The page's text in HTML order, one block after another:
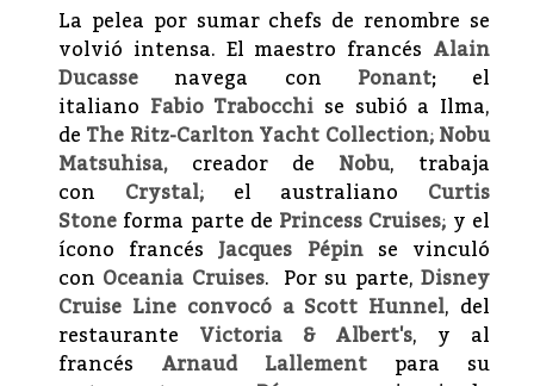
La pelea por sumar chefs de renombre se
volvió intensa. El maestro francés Alain
Ducasse navega con Ponant; el
italiano Fabio Trabocchi se subió a Ilma,
deThe Ritz-Carlton Yacht Collection; Nobu
Matsuhisa, creador de Nobu, trabaja
con Crystal;el australiano Curtis
Stoneforma parte de Princess Cruises; y el
ícono francésJacques Pépinse vinculó
con Oceania Cruises. Por su parte,Disney
Cruise Line convocó a Scott Hunnel, del
restaurante Victoria & Albert's, y al
francés Arnaud Lallement para su